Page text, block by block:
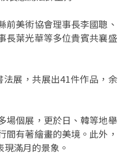
美術協會理事長李國聰、
長葉光華等多位貴賓共襄盛
展，共展出41件作品，余
場個展，更於日、韓等地舉
有著繪畫的美境。此外，
滿月的景象。